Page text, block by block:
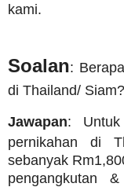
kami.
Soalan:
di Thailand/ Siam?
Jawapan:
pernikahan di
sebanyak
pengangkutan